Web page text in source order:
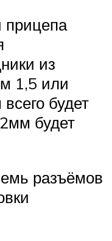
прицепа
из
1,5 или
будет
будет
разъёмов